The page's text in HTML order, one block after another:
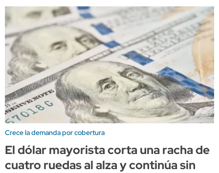
Crece la demanda por cobertura
El dólar mayorista corta una racha de
cuatro ruedas al alza y continúa sin